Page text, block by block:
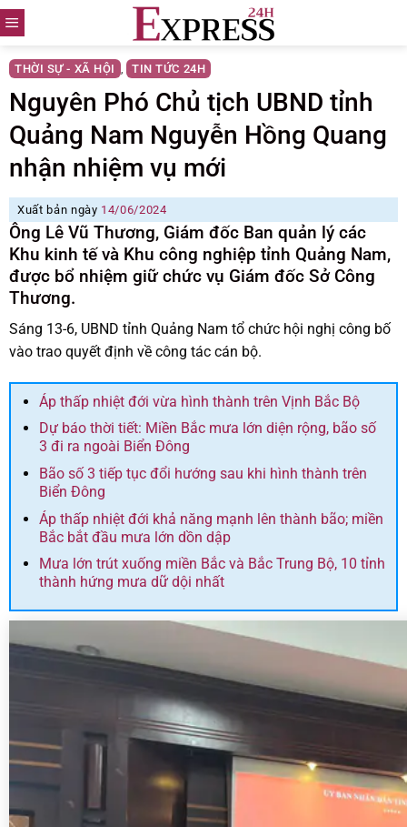
Skip
to
content
THỜI SỰ - XÃ HỘI , TIN TỨC 24H
Nguyên Phó Chủ tịch UBND tỉnh
Quảng Nam Nguyễn Hồng Quang
nhận nhiệm vụ mới
Xuất bản ngày 14/06/2024
Ông Lê Vũ Thương, Giám đốc Ban quản lý các
Khu kinh tế và Khu công nghiệp tỉnh Quảng Nam,
được bổ nhiệm giữ chức vụ Giám đốc Sở Công
Thương.
Sáng 13-6, UBND tỉnh Quảng Nam tổ chức hội nghị công bố
vào trao quyết định về công tác cán bộ.
Áp thấp nhiệt đới vừa hình thành trên Vịnh Bắc Bộ
Dự báo thời tiết: Miền Bắc mưa lớn diện rộng, bão số
3 đi ra ngoài Biển Đông
Bão số 3 tiếp tục đổi hướng sau khi hình thành trên
Biển Đông
Áp thấp nhiệt đới khả năng mạnh lên thành bão; miền
Bắc bắt đầu mưa lớn dồn dập
Mưa lớn trút xuống miền Bắc và Bắc Trung Bộ, 10 tỉnh
thành hứng mưa dữ dội nhất